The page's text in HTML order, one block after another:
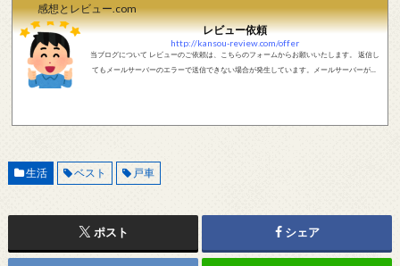
感想とレビュー.com
レビュー依頼
http://kansou-review.com/offer
当ブログについて レビューのご依頼は、こちらのフォームからお願いいたします。 返信し
てもメールサーバーのエラーで送信できない場合が発生しています。メールサーバーが正
生活 ベスト 戸車
ポスト シェア